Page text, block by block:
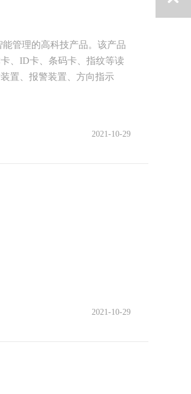
管理的高科技产品。该产品
、ID卡、条码卡、指纹等读
置、报警装置、方向指示
2021-10-29
2021-10-29